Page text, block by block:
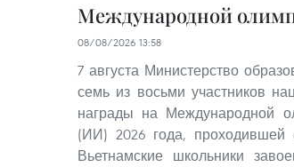
Международной
08/08/2026 13:58
7 августа Министерство
семь из восьми участников
награды на Международной
(ИИ) 2026 года, проходившей
Вьетнамские школьники